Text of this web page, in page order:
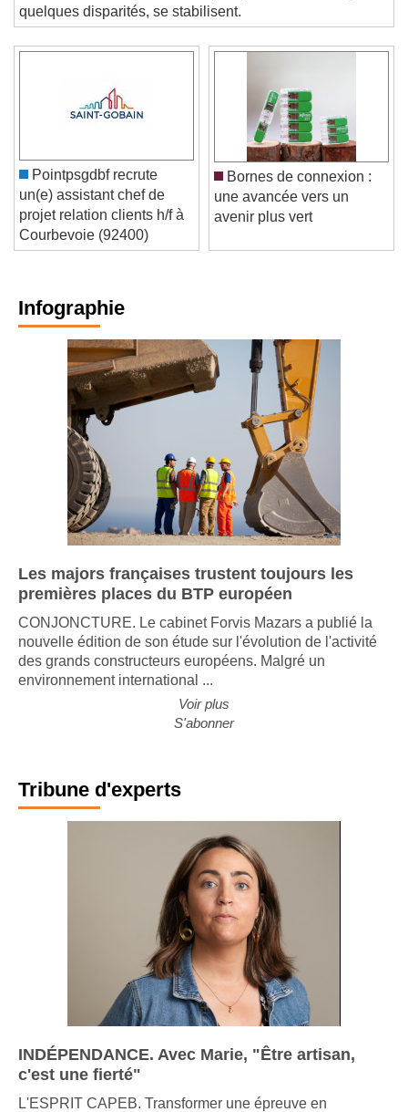
quelques disparités, se stabilisent.
Pointpsgdbf recrute
un(e) assistant chef de
projet relation clients h/f à
Courbevoie (92400)
Bornes de connexion :
une avancée vers un
avenir plus vert
Infographie
Les majors françaises trustent toujours les
premières places du BTP européen
CONJONCTURE. Le cabinet Forvis Mazars a publié la
nouvelle édition de son étude sur l'évolution de l'activité
des grands constructeurs européens. Malgré un
environnement international ...
Voir plus
S'abonner
Tribune d'experts
INDÉPENDANCE. Avec Marie, "Être artisan,
c'est une fierté"
L'ESPRIT CAPEB. Transformer une épreuve en